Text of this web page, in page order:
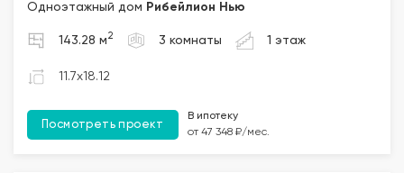
Одноэтажный дом Рибейлион Нью
143.28 м 2 3 комнаты 1 этаж
11.7x18.12
Посмотреть проект
В ипотеку
от 47 348 ₽/мес.